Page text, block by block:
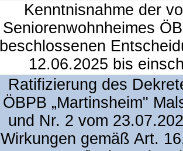
Kenntnisnahme der
Seniorenwohnheimes
beschlossenen
12.06.2025 bis
Ratifizierung des
ÖBPB „Martinsheim"
und Nr. 2 vom
Wirkungen gemäß Art.